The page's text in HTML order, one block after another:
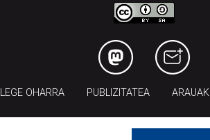
LEGE OHARRA PUBLIZITATEA ARAUAK